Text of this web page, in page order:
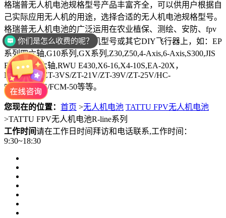
格瑞普无人机电池规格型号产品丰富齐全，可以供用户根据自
己实际应用无人机的用途，选择合适的无人机电池规格型号。
格瑞普无人机电池的广泛运用在农业植保、测绘、安防、fpv
和航拍等领域的各种无人机型号或其它DIY飞行器上，如：EP
系列四六轴,G10系列,GX系列,Z30,Z50,4-Axis,6-Axis,S300,JIS
EV系列四六轴,RWU E430,X6-16,X4-10S,EA-20X，
M8,pro/M9/ZT-3VS/ZT-21V/ZT-39V/ZT-25V/HC-
526E/ZV15E/FCM-50等等。
您现在的位置： 首页 >无人机电池 TATTU FPV无人机电池
>TATTU FPV无人机电池R-line系列
工作时间请在工作日时间拜访和电话联系,工作时间：
9:30~18:30
你们是怎么收费的呢？